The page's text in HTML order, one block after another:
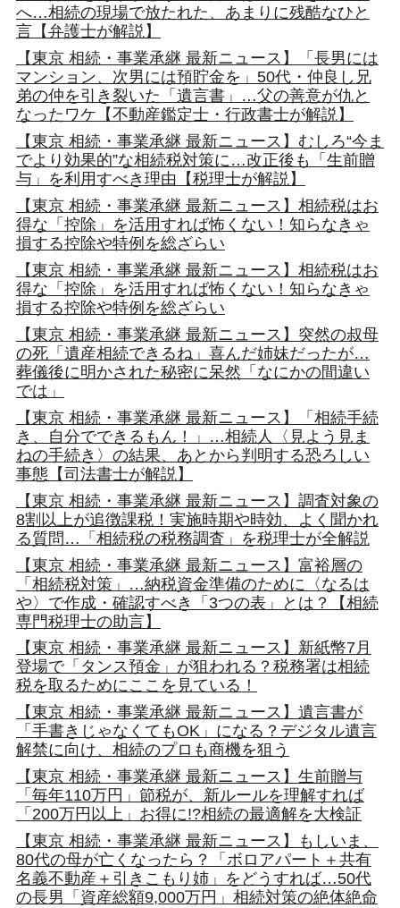
へ…相続の現場で放たれた、あまりに残酷なひと
言【弁護士が解説】
【東京 相続・事業承継 最新ニュース】「長男には
マンション、次男には預貯金を」50代・仲良し兄
弟の仲を引き裂いた「遺言書」…父の善意が仇と
なったワケ【不動産鑑定士・行政書士が解説】
【東京 相続・事業承継 最新ニュース】むしろ“今ま
でより効果的”な相続税対策に…改正後も「生前贈
与」を利用すべき理由【税理士が解説】
【東京 相続・事業承継 最新ニュース】相続税はお
得な「控除」を活用すれば怖くない！知らなきゃ
損する控除や特例を総ざらい
【東京 相続・事業承継 最新ニュース】相続税はお
得な「控除」を活用すれば怖くない！知らなきゃ
損する控除や特例を総ざらい
【東京 相続・事業承継 最新ニュース】突然の叔母
の死「遺産相続できるね」喜んだ姉妹だったが…
葬儀後に明かされた秘密に呆然「なにかの間違い
では」
【東京 相続・事業承継 最新ニュース】「相続手続
き、自分でできるもん！」…相続人〈見よう見ま
ねの手続き〉の結果、あとから判明する恐ろしい
事態【司法書士が解説】
【東京 相続・事業承継 最新ニュース】調査対象の
8割以上が追徴課税！実施時期や時効、よく聞かれ
る質問…「相続税の税務調査」を税理士が全解説
【東京 相続・事業承継 最新ニュース】富裕層の
「相続税対策」…納税資金準備のために〈なるは
や〉で作成・確認すべき「3つの表」とは？【相続
専門税理士の助言】
【東京 相続・事業承継 最新ニュース】新紙幣7月
登場で「タンス預金」が狙われる？税務署は相続
税を取るためにここを見ている！
【東京 相続・事業承継 最新ニュース】遺言書が
「手書きじゃなくてもOK」になる？デジタル遺言
解禁に向け、相続のプロも商機を狙う
【東京 相続・事業承継 最新ニュース】生前贈与
「毎年110万円」節税が、新ルールを理解すれば
「200万円以上」お得に!?相続の最適解を大検証
【東京 相続・事業承継 最新ニュース】もしいま、
80代の母が亡くなったら？「ボロアパート＋共有
名義不動産＋引きこもり姉」をどうすれば…50代
の長男「資産総額9,000万円」相続対策の絶体絶命